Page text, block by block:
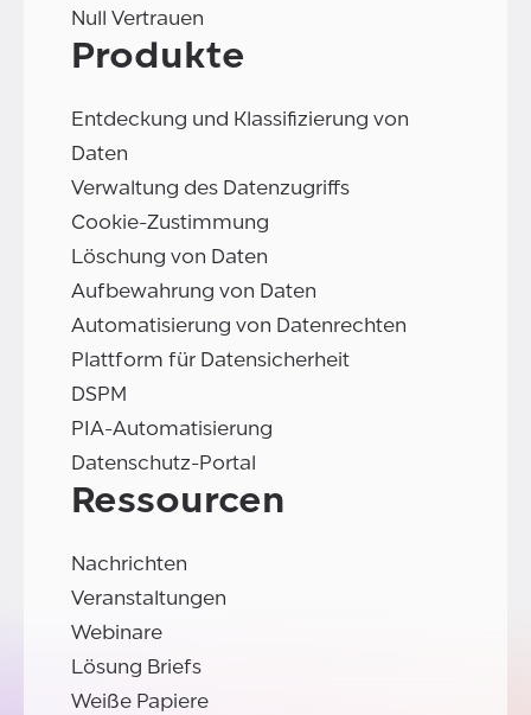
Null Vertrauen
Produkte
Entdeckung und Klassifizierung von
Daten
Verwaltung des Datenzugriffs
Cookie-Zustimmung
Löschung von Daten
Aufbewahrung von Daten
Automatisierung von Datenrechten
Plattform für Datensicherheit
DSPM
PIA-Automatisierung
Datenschutz-Portal
Ressourcen
Nachrichten
Veranstaltungen
Webinare
Lösung Briefs
Weiße Papiere